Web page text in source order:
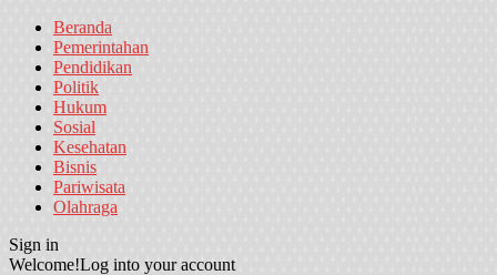
Beranda
Pemerintahan
Pendidikan
Politik
Hukum
Sosial
Kesehatan
Bisnis
Pariwisata
Olahraga
Sign in
Welcome!Log into your account